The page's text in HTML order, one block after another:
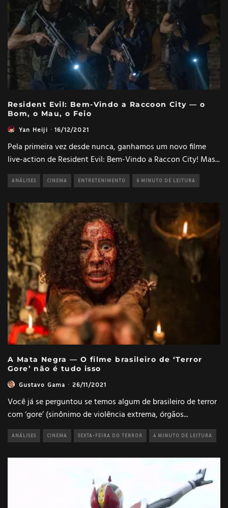
Resident Evil: Bem-Vindo a Raccoon City — o
Bom, o Mau, o Feio
Yan Heiji · 16/12/2021
Pela primeira vez desde nunca, ganhamos um novo filme
live-action de Resident Evil: Bem-Vindo a Raccon City! Mas...
ANÁLISES CINEMA ENTRETENIMENTO 6 MINUTO DE LEITURA
A Mata Negra — O filme brasileiro de ‘Terror
Gore’ não é tudo isso
Gustavo Gama · 26/11/2021
Você já se perguntou se temos algum de brasileiro de terror
com ‘gore’ (sinônimo de violência extrema, órgãos...
ANÁLISES CINEMA SEXTA-FEIRA DO TERROR 4 MINUTO DE LEITURA